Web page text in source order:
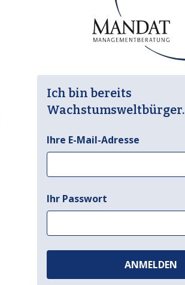
Ich bin bereits
Wachstumsweltbürger.
Ihre E-Mail-Adresse
Ihr Passwort
ANMELDEN